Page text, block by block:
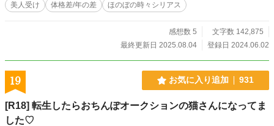
美人受け
体格差/年の差 ほのぼの時々シリアス
感想数 5
文字数 142,875
最終更新日 2025.08.04
登録日 2024.06.02
19 お気に入り追加 931
[R18] 転生したらおちんぽオークションの猫さんになってま
した♡